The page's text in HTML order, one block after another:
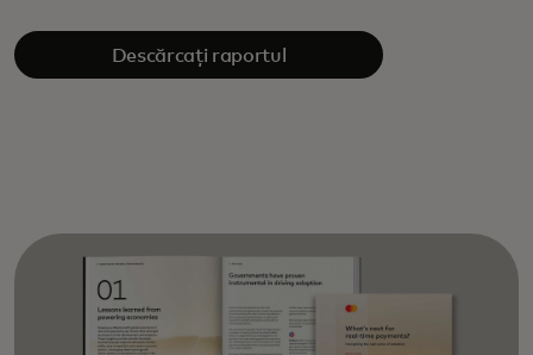
Descărcați raportul